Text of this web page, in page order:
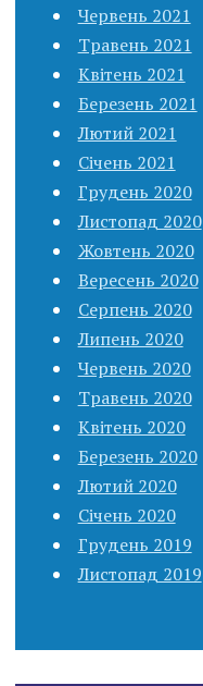
Червень 2021
Травень 2021
Квітень 2021
Березень 2021
Лютий 2021
Січень 2021
Грудень 2020
Листопад 2020
Жовтень 2020
Вересень 2020
Серпень 2020
Липень 2020
Червень 2020
Травень 2020
Квітень 2020
Березень 2020
Лютий 2020
Січень 2020
Грудень 2019
Листопад 2019